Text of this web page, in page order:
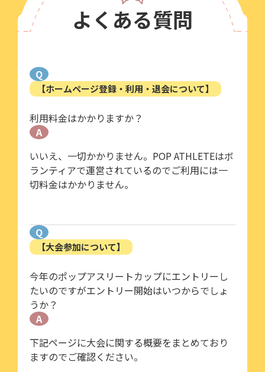
よくある質問
Q
【ホームページ登録・利用・退会について】
利用料金はかかりますか？
A
いいえ、一切かかりません。POP ATHLETEはボ
ランティアで運営されているのでご利用には一
切料金はかかりません。
Q
【大会参加について】
今年のポップアスリートカップにエントリーし
たいのですがエントリー開始はいつからでしょ
うか？
A
下記ページに大会に関する概要をまとめており
ますのでご確認ください。